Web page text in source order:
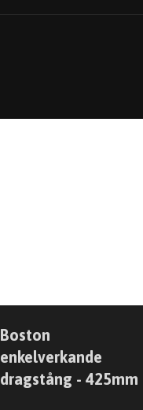
Boston
enkelverkande
dragstång - 425mm